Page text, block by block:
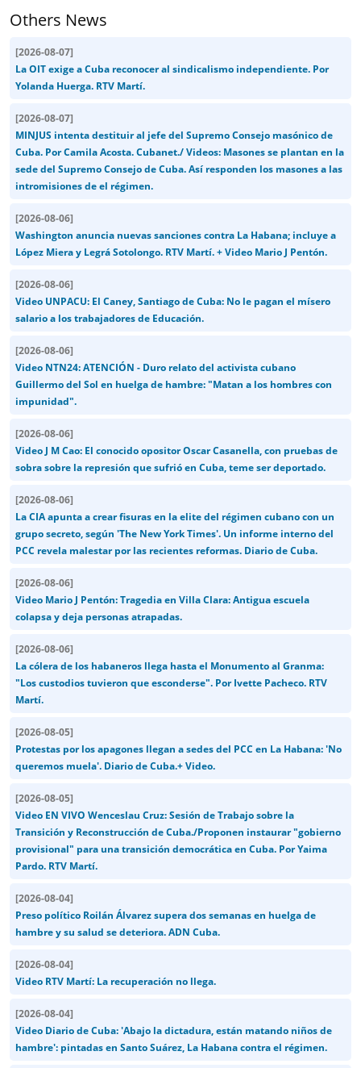
Others News
[2026-08-07]
La OIT exige a Cuba reconocer al sindicalismo independiente. Por
Yolanda Huerga. RTV Martí.
[2026-08-07]
MINJUS intenta destituir al jefe del Supremo Consejo masónico de
Cuba. Por Camila Acosta. Cubanet./ Videos: Masones se plantan en la
sede del Supremo Consejo de Cuba. Así responden los masones a las
intromisiones de el régimen.
[2026-08-06]
Washington anuncia nuevas sanciones contra La Habana; incluye a
López Miera y Legrá Sotolongo. RTV Martí. + Video Mario J Pentón.
[2026-08-06]
Video UNPACU: El Caney, Santiago de Cuba: No le pagan el mísero
salario a los trabajadores de Educación.
[2026-08-06]
Video NTN24: ATENCIÓN - Duro relato del activista cubano
Guillermo del Sol en huelga de hambre: "Matan a los hombres con
impunidad".
[2026-08-06]
Video J M Cao: El conocido opositor Oscar Casanella, con pruebas de
sobra sobre la represión que sufrió en Cuba, teme ser deportado.
[2026-08-06]
La CIA apunta a crear fisuras en la elite del régimen cubano con un
grupo secreto, según 'The New York Times'. Un informe interno del
PCC revela malestar por las recientes reformas. Diario de Cuba.
[2026-08-06]
Video Mario J Pentón: Tragedia en Villa Clara: Antigua escuela
colapsa y deja personas atrapadas.
[2026-08-06]
La cólera de los habaneros llega hasta el Monumento al Granma:
"Los custodios tuvieron que esconderse". Por Ivette Pacheco. RTV
Martí.
[2026-08-05]
Protestas por los apagones llegan a sedes del PCC en La Habana: 'No
queremos muela'. Diario de Cuba.+ Video.
[2026-08-05]
Video EN VIVO Wenceslau Cruz: Sesión de Trabajo sobre la
Transición y Reconstrucción de Cuba./Proponen instaurar "gobierno
provisional" para una transición democrática en Cuba. Por Yaima
Pardo. RTV Martí.
[2026-08-04]
Preso político Roilán Álvarez supera dos semanas en huelga de
hambre y su salud se deteriora. ADN Cuba.
[2026-08-04]
Video RTV Martí: La recuperación no llega.
[2026-08-04]
Video Diario de Cuba: 'Abajo la dictadura, están matando niños de
hambre': pintadas en Santo Suárez, La Habana contra el régimen.